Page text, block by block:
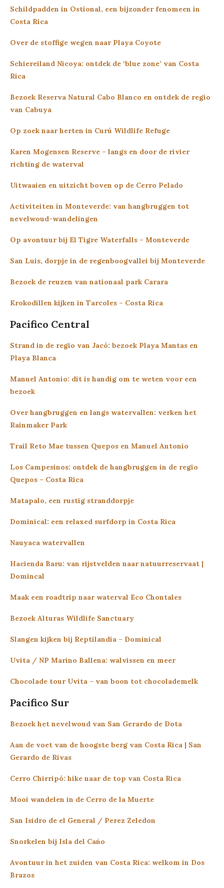
Schildpadden in Ostional, een bijzonder fenomeen in
Costa Rica
Over de stoffige wegen naar Playa Coyote
Schiereiland Nicoya: ontdek de ‘blue zone’ van Costa
Rica
Bezoek Reserva Natural Cabo Blanco en ontdek de regio
van Cabuya
Op zoek naar herten in Curú Wildlife Refuge
Karen Mogensen Reserve – langs en door de rivier
richting de waterval
Uitwaaien en uitzicht boven op de Cerro Pelado
Activiteiten in Monteverde: van hangbruggen tot
nevelwoud-wandelingen
Op avontuur bij El Tigre Waterfalls – Monteverde
San Luis, dorpje in de regenboogvallei bij Monteverde
Bezoek de reuzen van nationaal park Carara
Krokodillen kijken in Tarcoles – Costa Rica
Pacifico Central
Strand in de regio van Jacó: bezoek Playa Mantas en
Playa Blanca
Manuel Antonio: dit is handig om te weten voor een
bezoek
Over hangbruggen en langs watervallen: verken het
Rainmaker Park
Trail Reto Mae tussen Quepos en Manuel Antonio
Los Campesinos: ontdek de hangbruggen in de regio
Quepos – Costa Rica
Matapalo, een rustig stranddorpje
Dominical: een relaxed surfdorp in Costa Rica
Nauyaca watervallen
Hacienda Baru: van rijstvelden naar natuurreservaat |
Domincal
Maak een roadtrip naar waterval Eco Chontales
Bezoek Alturas Wildlife Sanctuary
Slangen kijken bij Reptilandia – Dominical
Uvita / NP Marino Ballena: walvissen en meer
Chocolade tour Uvita – van boon tot chocolademelk
Pacifico Sur
Bezoek het nevelwoud van San Gerardo de Dota
Aan de voet van de hoogste berg van Costa Rica | San
Gerardo de Rivas
Cerro Chirripó: hike naar de top van Costa Rica
Mooi wandelen in de Cerro de la Muerte
San Isidro de el General / Perez Zeledon
Snorkelen bij Isla del Caño
Avontuur in het zuiden van Costa Rica: welkom in Dos
Brazos